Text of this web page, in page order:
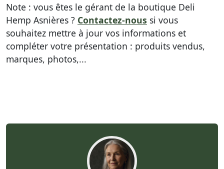
Note : vous êtes le gérant de la boutique Deli
Hemp Asnières ? Contactez-nous si vous
souhaitez mettre à jour vos informations et
compléter votre présentation : produits vendus,
marques, photos,...